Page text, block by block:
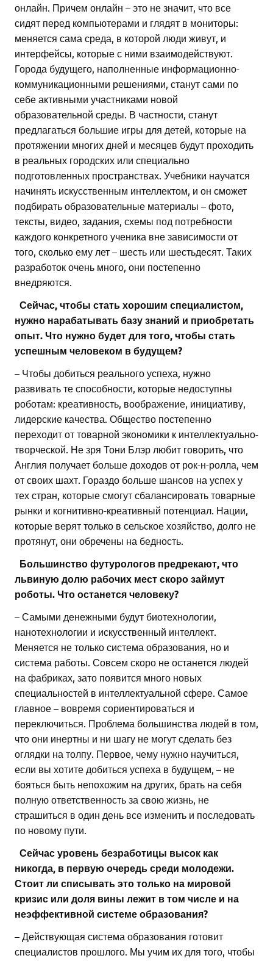
онлайн. Причем онлайн – это не значит, что все
сидят перед компьютерами и глядят в мониторы:
меняется сама среда, в которой люди живут, и
интерфейсы, которые с ними взаимодействуют.
Города будущего, наполненные информационно-
коммуникационными решениями, станут сами по
себе активными участниками новой
образовательной среды. В частности, станут
предлагаться большие игры для детей, которые на
протяжении многих дней и месяцев будут проходить
в реальных городских или специально
подготовленных пространствах. Учебники научатся
начинять искусственным интеллектом, и он сможет
подбирать образовательные материалы – фото,
тексты, видео, задания, схемы под потребности
каждого конкретного ученика вне зависимости от
того, сколько ему лет – шесть или шестьдесят. Таких
разработок очень много, они постепенно
внедряются.
Сейчас, чтобы стать хорошим специалистом,
нужно нарабатывать базу знаний и приобретать
опыт. Что нужно будет для того, чтобы стать
успешным человеком в будущем?
– Чтобы добиться реального успеха, нужно
развивать те способности, которые недоступны
роботам: креативность, воображение, инициативу,
лидерские качества. Общество постепенно
переходит от товарной экономики к интеллектуально-
творческой. Не зря Тони Блэр любит говорить, что
Англия получает больше доходов от рок-н-ролла, чем
от своих шахт. Гораздо больше шансов на успех у
тех стран, которые смогут сбалансировать товарные
рынки и когнитивно-креативный потенциал. Нации,
которые верят только в сельское хозяйство, долго не
протянут, они обречены на бедность.
Большинство футурологов предрекают, что
львиную долю рабочих мест скоро займут
роботы. Что останется человеку?
– Самыми денежными будут биотехнологии,
нанотехнологии и искусственный интеллект.
Меняется не только система образования, но и
система работы. Совсем скоро не останется людей
на фабриках, зато появится много новых
специальностей в интеллектуальной сфере. Самое
главное – вовремя сориентироваться и
переключиться. Проблема большинства людей в том,
что они инертны и ни шагу не могут сделать без
оглядки на толпу. Первое, чему нужно научиться,
если вы хотите добиться успеха в будущем, – не
бояться быть непохожим на других, брать на себя
полную ответственность за свою жизнь, не
страшиться в один день все изменить и последовать
по новому пути.
Сейчас уровень безработицы высок как
никогда, в первую очередь среди молодежи.
Стоит ли списывать это только на мировой
кризис или доля вины лежит в том числе и на
неэффективной системе образования?
– Действующая система образования готовит
специалистов прошлого. Мы учим их для того, чтобы